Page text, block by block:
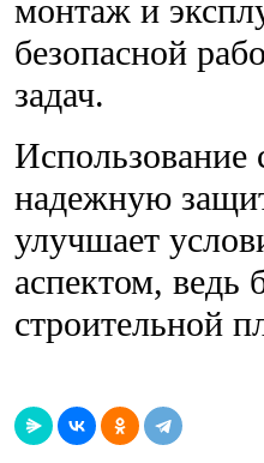
монтаж и
безопасной
задач.
Использование
надежную
улучшает
аспектом, ведь
строительной